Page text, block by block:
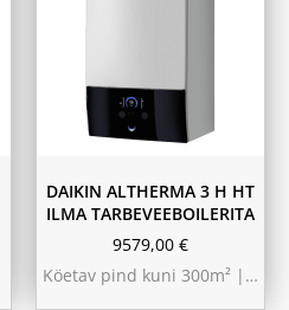
10.44 kW 260m²
9.75 kW 220m²
DAIKIN ALTHERMA 3 H HT
ILMA TARBEVEEBOILERITA
9579,00 €
Köetav pind kuni 300m² |…